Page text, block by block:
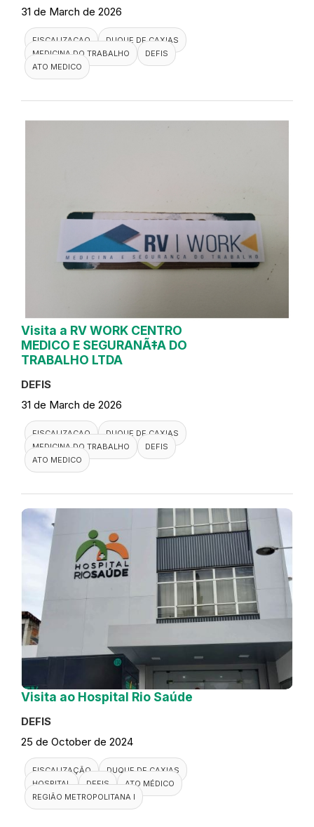
31 de March de 2026
FISCALIZACAO
DUQUE DE CAXIAS
MEDICINA DO TRABALHO
DEFIS
ATO MEDICO
Visita a RV WORK CENTRO
MEDICO E SEGURANÃ‡A DO
TRABALHO LTDA
DEFIS
31 de March de 2026
FISCALIZACAO
DUQUE DE CAXIAS
MEDICINA DO TRABALHO
DEFIS
ATO MEDICO
Visita ao Hospital Rio Saúde
DEFIS
25 de October de 2024
FISCALIZAÇÃO
DUQUE DE CAXIAS
HOSPITAL
DEFIS
ATO MÉDICO
REGIÃO METROPOLITANA I